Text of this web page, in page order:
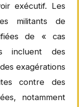
exécutif. Les
militants de
de « cas
incluent des
exagérations
contre des
notamment